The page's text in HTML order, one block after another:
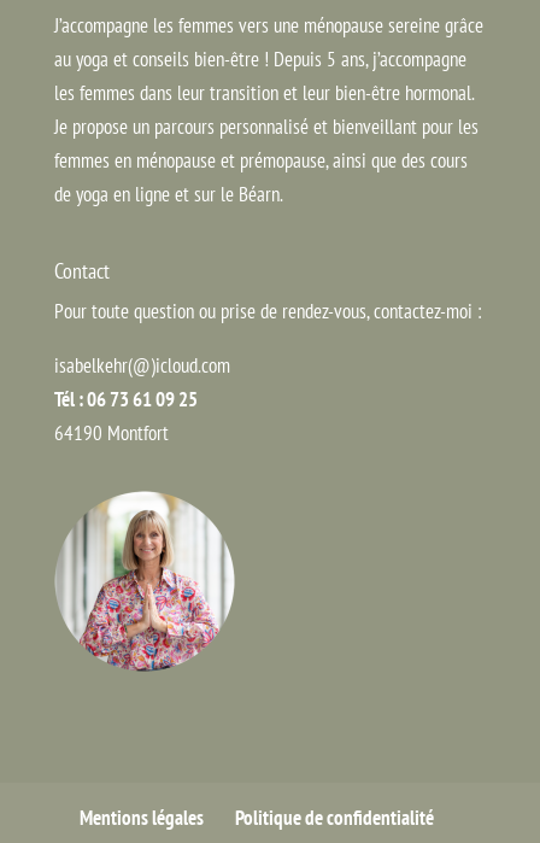
J’accompagne les femmes vers une ménopause sereine grâce
au yoga et conseils bien-être ! Depuis 5 ans, j’accompagne
les femmes dans leur transition et leur bien-être hormonal.
Je propose un parcours personnalisé et bienveillant pour les
femmes en ménopause et prémopause, ainsi que des cours
de yoga en ligne et sur le Béarn.
Contact
Pour toute question ou prise de rendez-vous, contactez-moi :
isabelkehr(@)icloud.com
Tél : 06 73 61 09 25
64190 Montfort
Mentions légales Politique de confidentialité